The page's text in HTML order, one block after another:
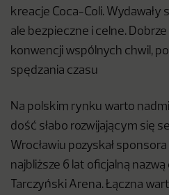
kreacje Coca-Coli. Wydawały
ale bezpieczne i celne.
konwencji wspólnych chwil,
spędzania czasu
Na polskim rynku warto
dość słabo rozwijającym się
Wrocławiu pozyskał
najbliższe 6 lat oficjalną
Tarczyński Arena. Łączna